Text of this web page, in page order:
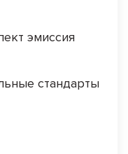
эмиссия
стандарты